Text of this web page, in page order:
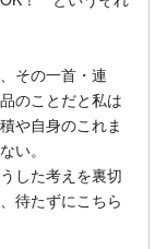
その一首・連
のことだと私は
や自身のこれま
い。
した考えを裏切
待たずにこちら